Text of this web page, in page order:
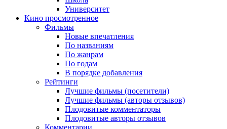
Университет
Кино просмотренное
Фильмы
Новые впечатления
По названиям
По жанрам
По годам
В порядке добавления
Рейтинги
Лучшие фильмы (посетители)
Лучшие фильмы (авторы отзывов)
Плодовитые комментаторы
Плодовитые авторы отзывов
Комментарии